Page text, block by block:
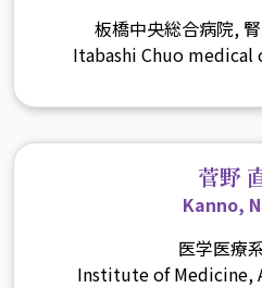
板橋中央総合病院,
Itabashi Chuo
菅野
Kanno,
医学医療
Institute of Medicine,